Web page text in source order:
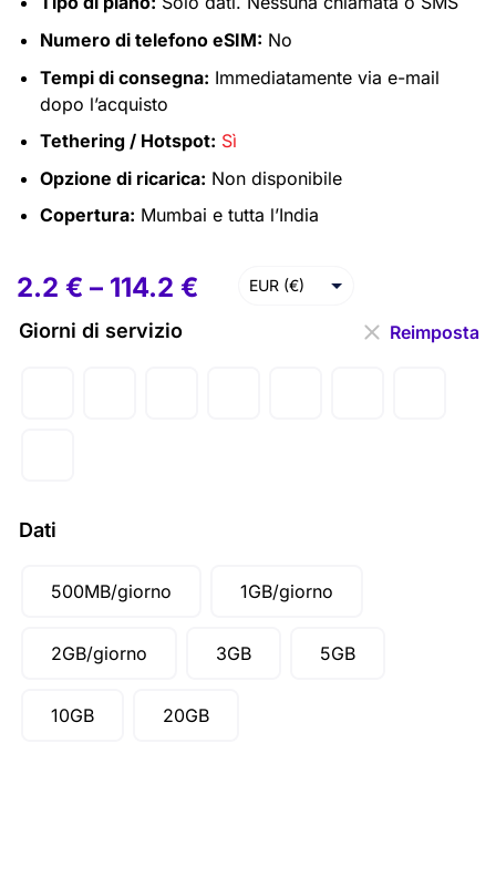
Numero di telefono eSIM: No
Tempi di consegna: Immediatamente via e-mail
dopo l’acquisto
Tethering / Hotspot: Sì
Opzione di ricarica: Non disponibile
Copertura: Mumbai e tutta l’India
2.2 € – 114.2 € EUR (€)
Giorni di servizio
Dati
500MB/giorno 1GB/giorno
2GB/giorno 3GB 5GB
10GB 20GB
Reimposta